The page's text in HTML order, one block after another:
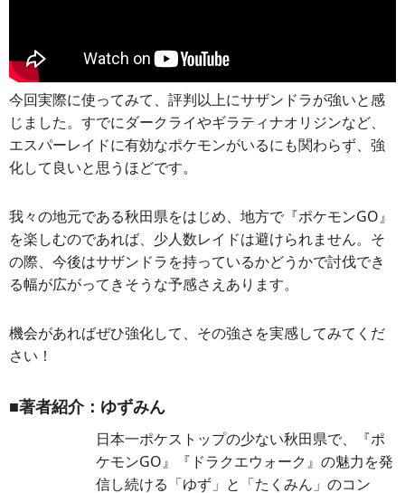
今回実際に使ってみて、評判以上にサザンドラが強いと感
じました。すでにダークライやギラティナオリジンなど、
化して良いと思うほどです。
我々の地元である秋田県をはじめ、地方で『ポケモンGO』
を楽しむのであれば、少人数レイドは避けられません。そ
る幅が広がってきそうな予感さえあります。
さい！
■著者紹介：ゆずみん
日本一ポケストップの少ない秋田県で、『ポ